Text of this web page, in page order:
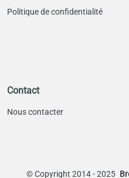
Politique de confidentialité
Contact
Nous contacter
©Copyright 2014 - 2025